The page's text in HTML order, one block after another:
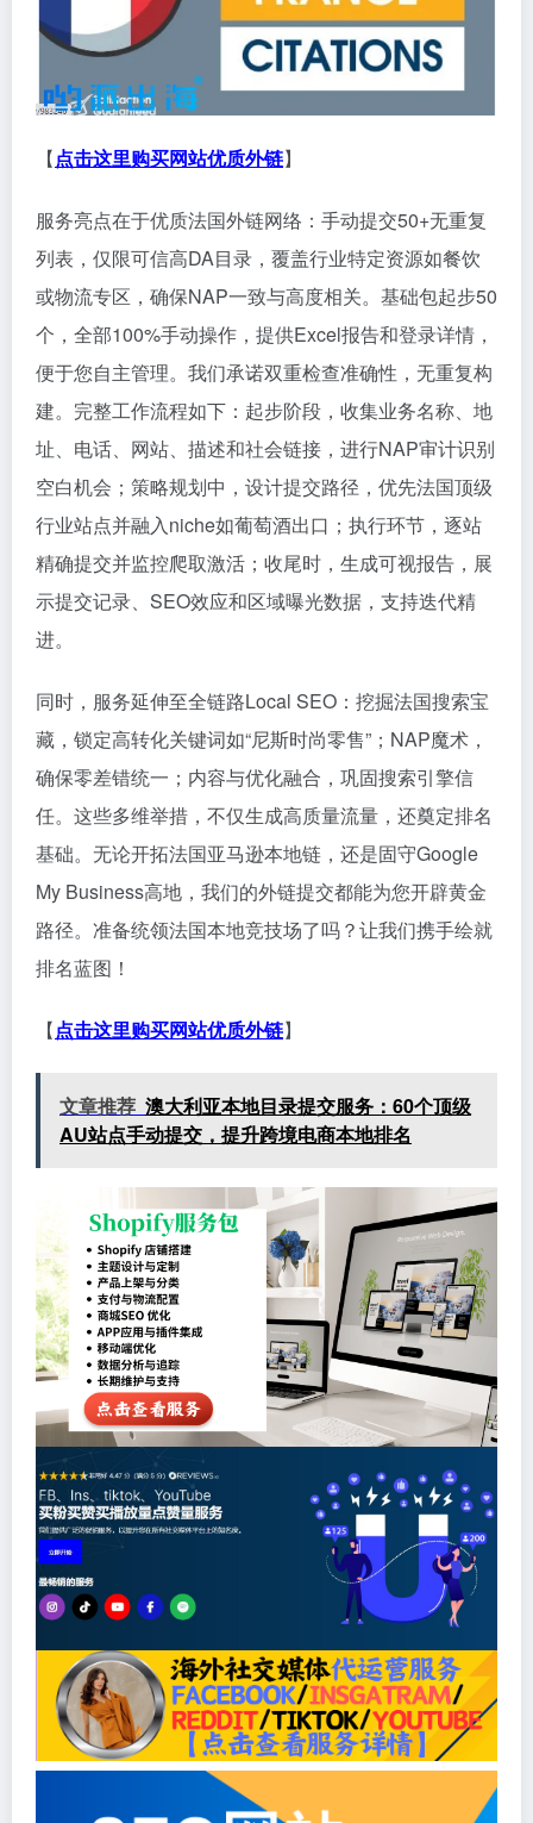
【点击这里购买网站优质外链】
服务亮点在于优质法国外链网络：手动提交50+无重复
列表，仅限可信高DA目录，覆盖行业特定资源如餐饮
或物流专区，确保NAP一致与高度相关。基础包起步50
个，全部100%手动操作，提供Excel报告和登录详情，
便于您自主管理。我们承诺双重检查准确性，无重复构
建。完整工作流程如下：起步阶段，收集业务名称、地
址、电话、网站、描述和社会链接，进行NAP审计识别
空白机会；策略规划中，设计提交路径，优先法国顶级
行业站点并融入niche如葡萄酒出口；执行环节，逐站
精确提交并监控爬取激活；收尾时，生成可视报告，展
示提交记录、SEO效应和区域曝光数据，支持迭代精
进。
同时，服务延伸至全链路Local SEO：挖掘法国搜索宝
藏，锁定高转化关键词如“尼斯时尚零售”；NAP魔术，
确保零差错统一；内容与优化融合，巩固搜索引擎信
任。这些多维举措，不仅生成高质量流量，还奠定排名
基础。无论开拓法国亚马逊本地链，还是固守Google
My Business高地，我们的外链提交都能为您开辟黄金
路径。准备统领法国本地竞技场了吗？让我们携手绘就
排名蓝图！
【点击这里购买网站优质外链】
文章推荐 澳大利亚本地目录提交服务：60个顶级
AU站点手动提交，提升跨境电商本地排名